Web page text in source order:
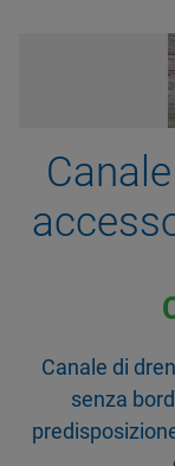
Canale di
senza